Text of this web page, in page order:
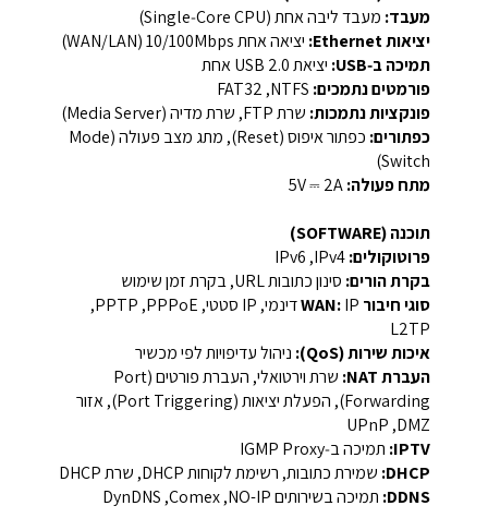
מעבד: מעבד ליבה אחת (Single‑Core CPU)
יציאות Ethernet:
יציאה אחת ‏10/100Mbps ‏(WAN/LAN)
תמיכה ב‑USB:
יציאת USB 2.0 אחת
פורמטים נתמכים:
פונקציות נתמכות: שרת FTP, ‏שרת מדיה (Media Server)
כפתורים:
כפתור איפוס (Reset), ‏מתג מצב פעולה (Mode
Switch)
מתח פעולה:
תוכנה (SOFTWARE)
פרוטוקולים:
בקרת הורים: סינון כתובות URL, ‏בקרת זמן שימוש
סוגי חיבור WAN:
IP דינמי, ‏IP סטטי, ‏PPPoE, ‏PPTP,
איכות שירות (QoS):
ניהול עדיפויות לפי מכשיר
העברת NAT:
שרת וירטואלי, ‏העברת פורטים (Port
Forwarding), ‏הפעלת יציאות (Port Triggering), ‏אזור
DMZ, ‏UPnP
IPTV: תמיכה ב‑IGMP Proxy
DHCP: שמירת כתובות, ‏רשימת לקוחות DHCP, ‏שרת DHCP
DDNS: תמיכה בשירותים NO-IP, ‏Comex, ‏DynDNS